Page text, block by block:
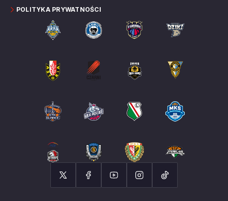
POLITYKA PRYWATNOŚCI